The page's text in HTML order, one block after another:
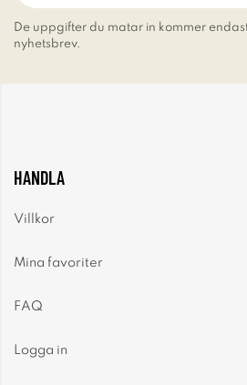
De uppgifter du matar in kommer
nyhetsbrev.
HANDLA
Villkor
Mina favoriter
FAQ
Logga in